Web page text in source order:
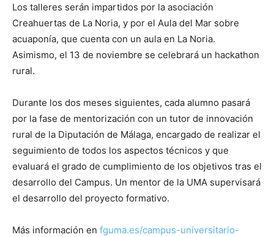
Los talleres serán impartidos por la asociación
Creahuertas de La Noria, y por el Aula del Mar sobre
acuaponía, que cuenta con un aula en La Noria.
Asimismo, el 13 de noviembre se celebrará un hackathon
rural.
Durante los dos meses siguientes, cada alumno pasará
por la fase de mentorización con un tutor de innovación
rural de la Diputación de Málaga, encargado de realizar el
seguimiento de todos los aspectos técnicos y que
evaluará el grado de cumplimiento de los objetivos tras el
desarrollo del Campus. Un mentor de la UMA supervisará
el desarrollo del proyecto formativo.
Más información en fguma.es/campus-universitario-